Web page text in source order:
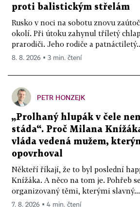
proti balistickým střelám
Rusko v noci na sobotu znovu
okolí. Při útoku zahynul tříletý
prarodiči. Jeho rodiče a
8. 8. 2026 ▪ 3 min. čtení
PETR HONZEJK
„Prolhaný hlupák v čele
stáda“. Proč Milana
vláda vedená mužem,
opovrhoval
Někteří říkají, že to byl poslední
Knížáka. A něco na tom je. Pohřeb
organizovaný těmi, kterými slavný...
7. 8. 2026 ▪ 4 min. čtení